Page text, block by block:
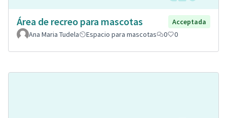
Área de recreo para mascotas
Acceptada
Ana Maria Tudela
Espacio para mascotas 0 0